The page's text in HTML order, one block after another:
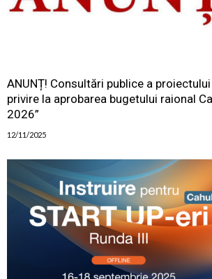
ANUNȚ! Consultări publice a
privire la aprobarea bugetului raional
2026”
12/11/2025